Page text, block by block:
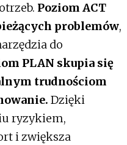
Poziom ACT
problemów,
do
PLAN skupia się
trudnościom
Dzięki
ryzykiem,
i zwiększa